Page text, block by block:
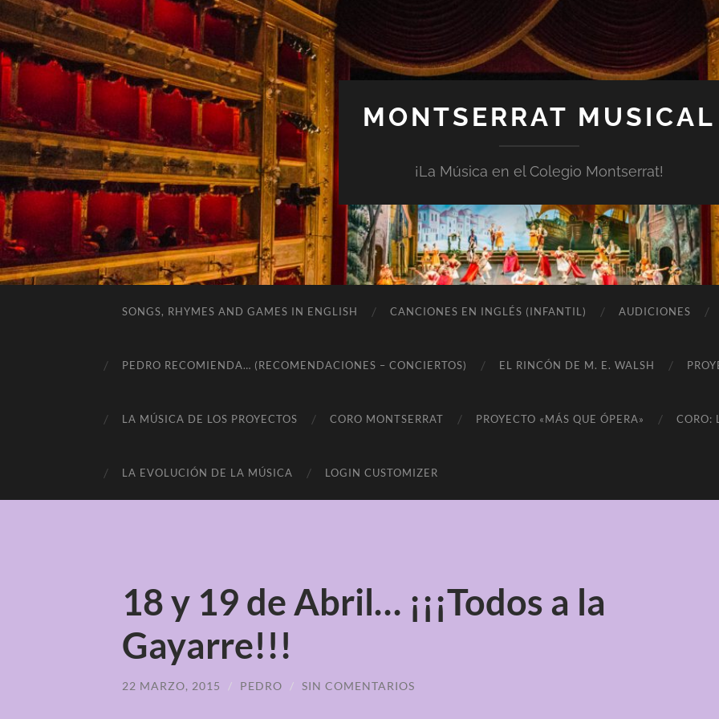
MONTSERRAT MUSICAL
¡La Música en el Colegio Montserrat!
SONGS, RHYMES AND GAMES IN ENGLISH CANCIONES EN INGLÉS (INFANTIL) AUDICIONES
PEDRO RECOMIENDA… (RECOMENDACIONES – CONCIERTOS) EL RINCÓN DE M. E. WALSH
LA MÚSICA DE LOS PROYECTOS CORO MONTSERRAT PROYECTO «MÁS QUE ÓPERA» CORO:
LA EVOLUCIÓN DE LA MÚSICA LOGIN CUSTOMIZER
18 y 19 de Abril… ¡¡¡Todos a la
Gayarre!!!
22 MARZO, 2015 / PEDRO / SIN COMENTARIOS